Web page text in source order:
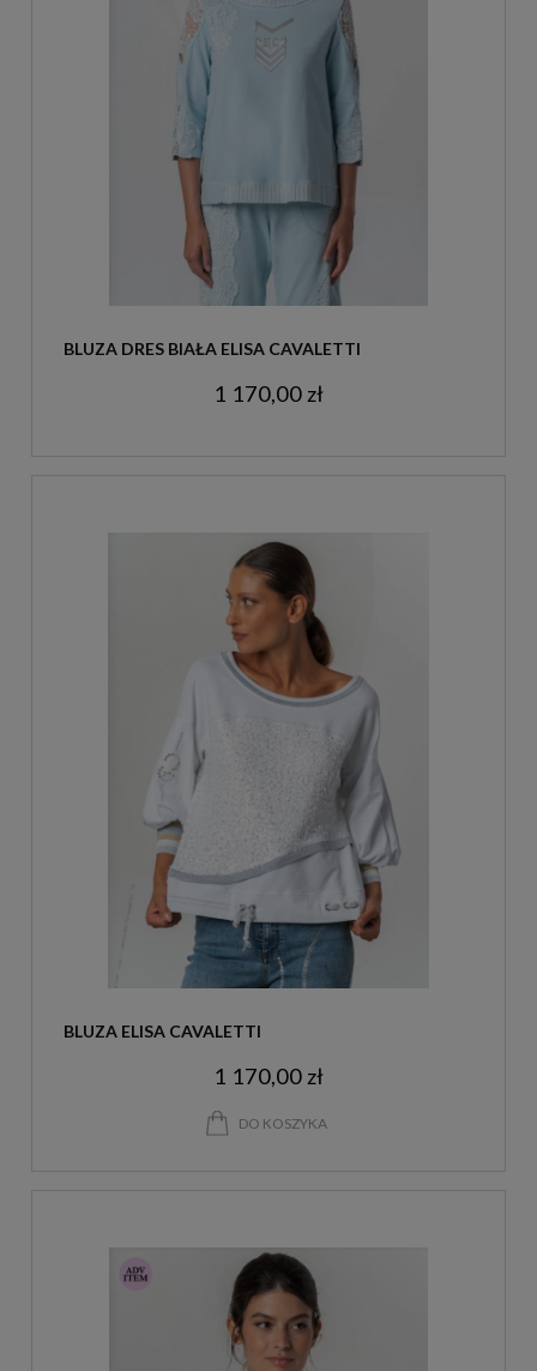
BLUZA DRES BIAŁA ELISA CAVALETTI
1 170,00 zł
BLUZA ELISA CAVALETTI
1 170,00 zł
DO KOSZYKA